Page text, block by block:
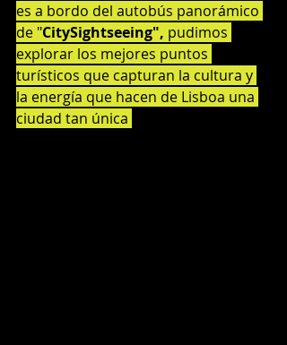
es a bordo del autobús panorámico
de "CitySightseeing", pudimos
explorar los mejores puntos
turísticos que capturan la cultura y
la energía que hacen de Lisboa una
ciudad tan única